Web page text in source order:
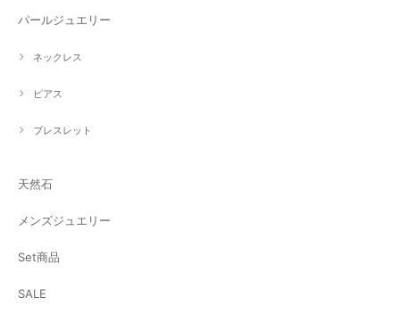
パールジュエリー
ネックレス
ピアス
ブレスレット
天然石
メンズジュエリー
Set商品
SALE